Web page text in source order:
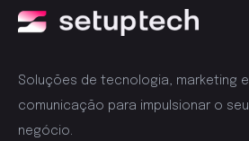
Soluções de tecnologia, marketing e
comunicação para impulsionar o seu
negócio.